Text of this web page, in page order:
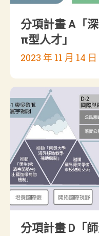
分項計畫 A「
π型人才」
2023 年 11 月 14 日
分項計畫 D「